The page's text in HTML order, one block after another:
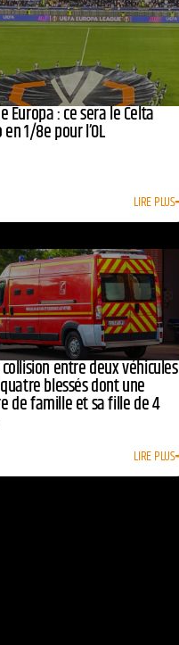
Europa : ce sera le Celta
1/8e pour l’OL
LIRE PLUS
entre deux véhicules
blessés dont une
de famille et sa fille de 4
LIRE PLUS